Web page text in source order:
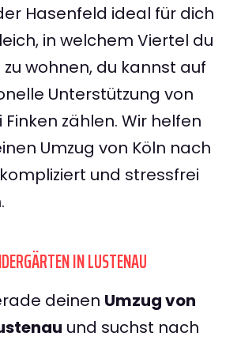
Hasenfeld ideal für dich
in welchem Viertel du
wohnen, du kannst auf
Unterstützung von
zählen. Wir helfen
Umzug von Köln nach
und stressfrei
IN LUSTENAU
deinen Umzug von
und suchst nach